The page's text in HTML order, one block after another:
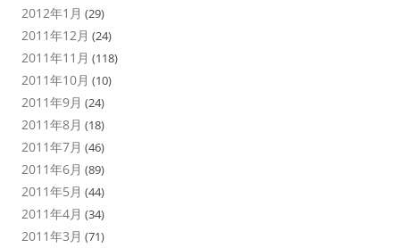
2012年1月 (29)
2011年12月 (24)
2011年11月 (118)
2011年10月 (10)
2011年9月 (24)
2011年8月 (18)
2011年7月 (46)
2011年6月 (89)
2011年5月 (44)
2011年4月 (34)
2011年3月 (71)